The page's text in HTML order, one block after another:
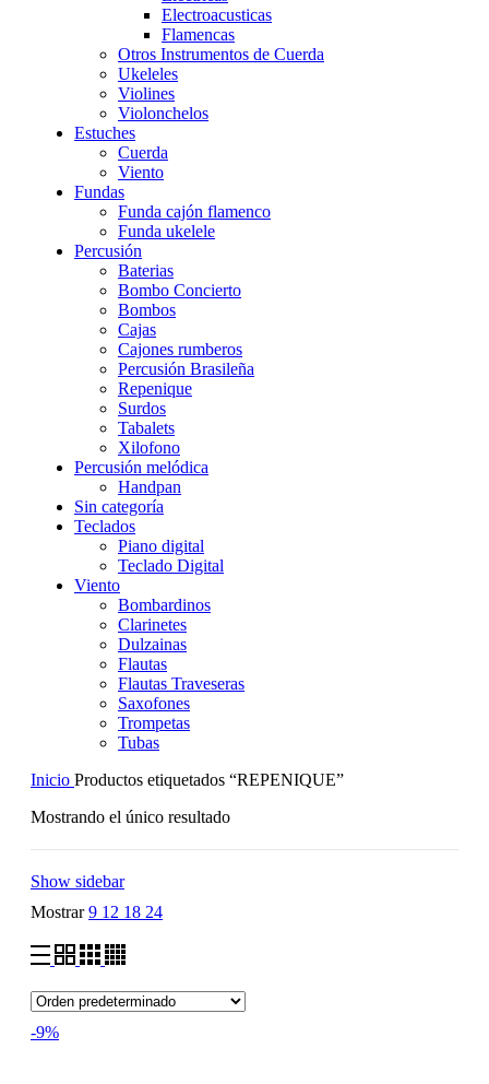
Electroacusticas
Flamencas
Otros Instrumentos de Cuerda
Ukeleles
Violines
Violonchelos
Estuches
Cuerda
Viento
Fundas
Funda cajón flamenco
Funda ukelele
Percusión
Baterias
Bombo Concierto
Bombos
Cajas
Cajones rumberos
Percusión Brasileña
Repenique
Surdos
Tabalets
Xilofono
Percusión melódica
Handpan
Sin categoría
Teclados
Piano digital
Teclado Digital
Viento
Bombardinos
Clarinetes
Dulzainas
Flautas
Flautas Traveseras
Saxofones
Trompetas
Tubas
Inicio Productos etiquetados “REPENIQUE”
Mostrando el único resultado
Show sidebar
Mostrar9 12 18 24
-9%